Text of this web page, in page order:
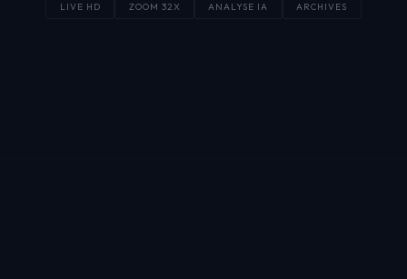
LIVE HD ZOOM 32X ANALYSE IA ARCHIVES